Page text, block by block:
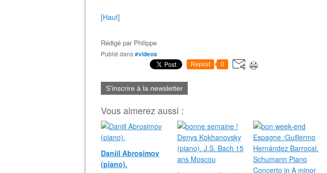
[Haut]
Rédigé par Philippe
Publié dans#videos
Repost 0
S'inscrire à la newsletter
Vous aimerez aussi :
Daniil Abrosimov
(piano).